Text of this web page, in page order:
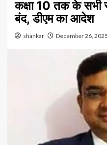
कक्षा 10 तक के
बंद, डीएम का आदेश
shankar December 26, 2025